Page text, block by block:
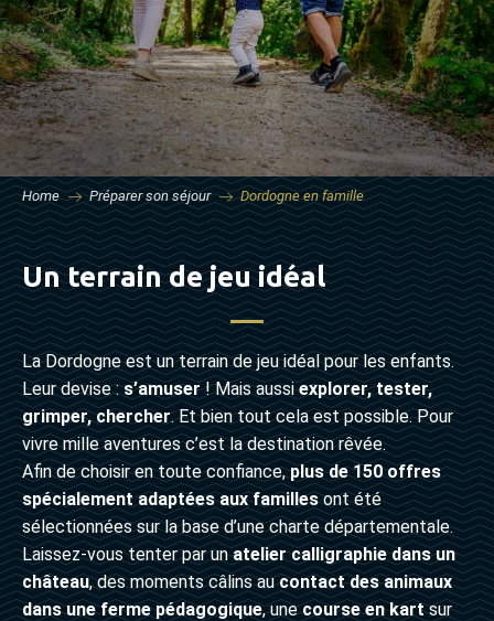
Home Préparer son séjour Dordogne en famille
Un terrain de jeu idéal
La Dordogne est un terrain de jeu idéal pour les enfants.
Leur devise :s’amuser! Mais aussiexplorer, tester,
grimper, chercher. Et bien tout cela est possible. Pour
vivre mille aventures c’est la destination rêvée.
Afin de choisir en toute confiance,plus de 150 offres
spécialement adaptées aux famillesont été
sélectionnées sur la base d’une charte départementale.
Laissez-vous tenter par unatelier calligraphie dans un
château, des moments câlins aucontact des animaux
dans une ferme pédagogique, unecourse en kartsur